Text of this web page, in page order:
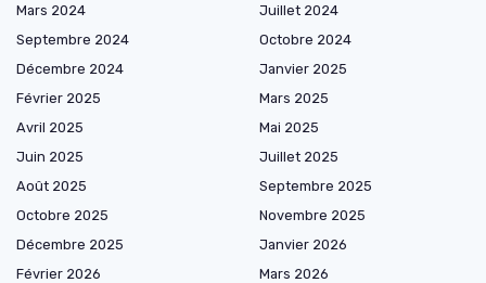
Mars 2024
Juillet 2024
Septembre 2024
Octobre 2024
Décembre 2024
Janvier 2025
Février 2025
Mars 2025
Avril 2025
Mai 2025
Juin 2025
Juillet 2025
Août 2025
Septembre 2025
Octobre 2025
Novembre 2025
Décembre 2025
Janvier 2026
Février 2026
Mars 2026